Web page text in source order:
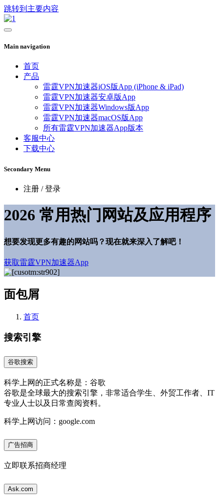
跳转到主要内容
Main navigation
首页
产品
雷霆VPN加速器iOS版App (iPhone & iPad)
雷霆VPN加速器安卓版App
雷霆VPN加速器Windows版App
雷霆VPN加速器macOS版App
所有雷霆VPN加速器App版本
客服中心
下载中心
Secondary Menu
注册 / 登录
2026 常用热门网站及应用程序
想要发现更多有趣的网站吗？现在就来深入了解吧！
获取雷霆VPN加速器App
面包屑
首页
搜索引擎
谷歌搜索
科学上网的正式名称是：谷歌
谷歌是全球最大的搜索引擎，非常适合学生、外贸工作者、IT
专业人士以及日常查阅资料。
科学上网访问：google.com
广告招商
立即联系招商经理
Ask.com